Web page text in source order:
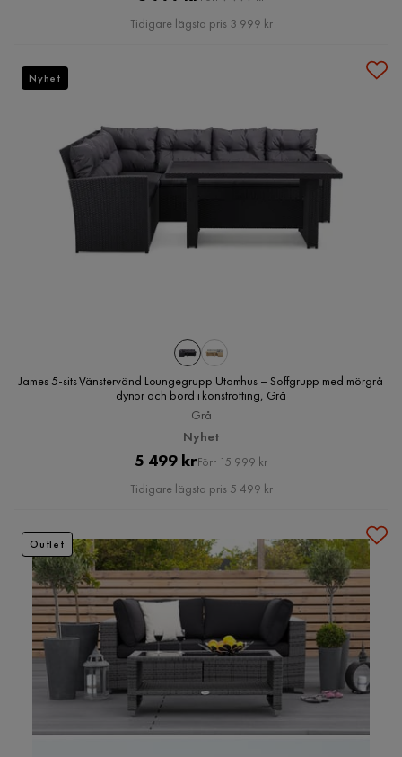
Pris
Tidigare lägsta pris 3 999 kr
James 5-sits Vänstervänd Loungegrupp Utomhus – Soffgrupp med mörgrå
dynor och bord i konstrotting, Grå
Grå
Nyhet
Pris
5 499 krOriginal
Pris
Förr 15 999 kr
Tidigare lägsta pris 5 499 kr
Nyhet
Outlet